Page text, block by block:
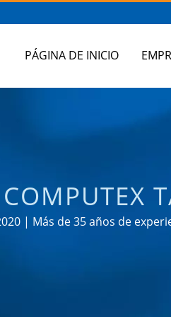
PÁGINA DE INICIO
| Más de 35 años de
de gestión de energía en